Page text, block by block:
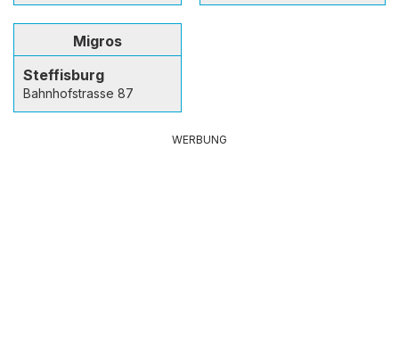
Migros
Steffisburg
Bahnhofstrasse 87
WERBUNG